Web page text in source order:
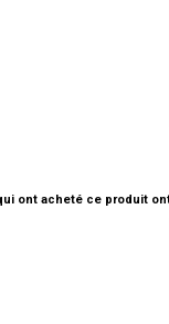
ont acheté ce produit